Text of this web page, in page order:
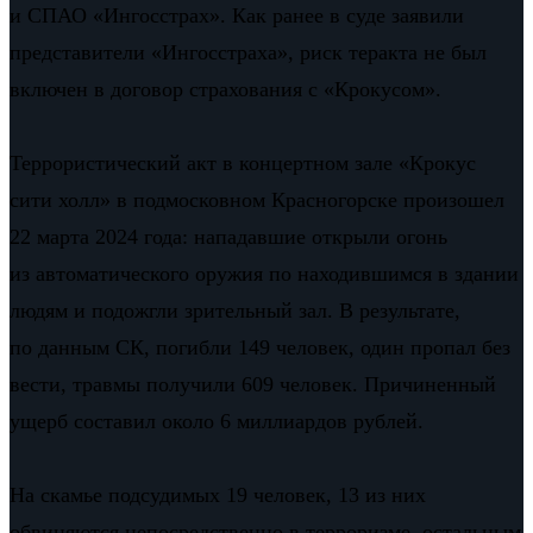
и СПАО «Ингосстрах». Как ранее в суде заявили
представители «Ингосстраха», риск теракта не был
включен в договор страхования с «Крокусом».
Террористический акт в концертном зале «Крокус
сити холл» в подмосковном Красногорске произошел
22 марта 2024 года: нападавшие открыли огонь
из автоматического оружия по находившимся в здании
людям и подожгли зрительный зал. В результате,
по данным СК, погибли 149 человек, один пропал без
вести, травмы получили 609 человек. Причиненный
ущерб составил около 6 миллиардов рублей.
На скамье подсудимых 19 человек, 13 из них